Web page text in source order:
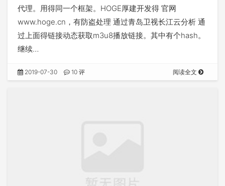
代理。用得同一个框架。HOGE厚建开发得 官网
www.hoge.cn，有防盗处理 通过青岛卫视长江云分析 通
过上面得链接动态获取m3u8播放链接。其中有个hash。
继续…
2019-07-30 10 评 阅读全文